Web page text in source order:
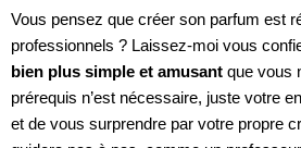
Vous pensez que créer son parfum est
professionnels ? Laissez-moi vous
bien plus simple et amusant que vous
prérequis n’est nécessaire, juste votre
et de vous surprendre par votre propre